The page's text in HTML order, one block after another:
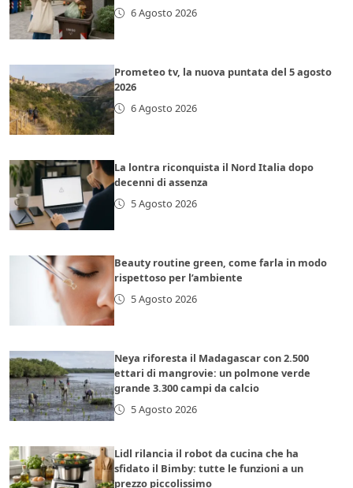
6 Agosto 2026
Prometeo tv, la nuova puntata del 5 agosto
2026
6 Agosto 2026
La lontra riconquista il Nord Italia dopo
decenni di assenza
5 Agosto 2026
Beauty routine green, come farla in modo
rispettoso per l’ambiente
5 Agosto 2026
Neya riforesta il Madagascar con 2.500
ettari di mangrovie: un polmone verde
grande 3.300 campi da calcio
5 Agosto 2026
Lidl rilancia il robot da cucina che ha
sfidato il Bimby: tutte le funzioni a un
prezzo piccolissimo